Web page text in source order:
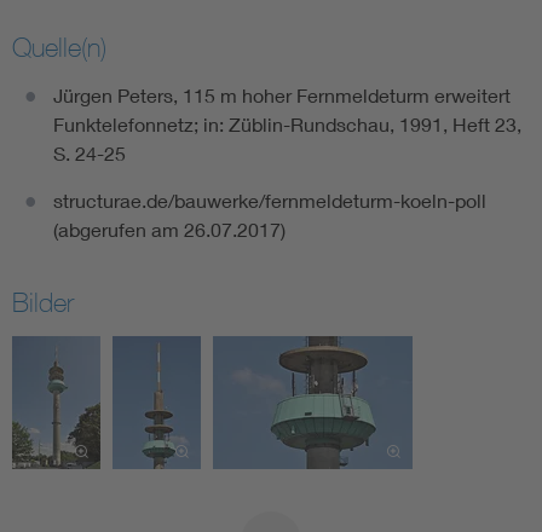
Quelle(n)
Jürgen Peters, 115 m hoher Fernmeldeturm erweitert
Funktelefonnetz; in: Züblin-Rundschau, 1991, Heft 23,
S. 24-25
structurae.de/bauwerke/fernmeldeturm-koeln-poll
(abgerufen am 26.07.2017)
Bilder